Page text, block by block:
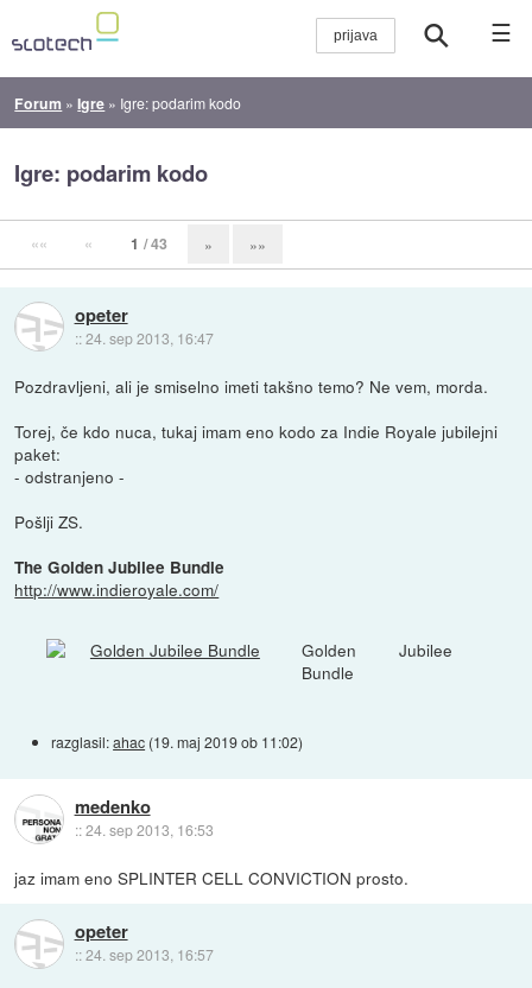
☰
Forum »Igre » Igre: podarim kodo
Igre: podarim kodo
«« « 1 / 43 » »»
opeter
::24. sep 2013, 16:47
Pozdravljeni, ali je smiselno imeti takšno temo? Ne vem, morda.
Torej, če kdo nuca, tukaj imam eno kodo za Indie Royale jubilejni
paket:
- odstranjeno -
Pošlji ZS.
The Golden Jubilee Bundle
http://www.indieroyale.com/
Golden Jubilee
Bundle
razglasil:ahac (19. maj 2019 ob 11:02)
medenko
::24. sep 2013, 16:53
jaz imam eno SPLINTER CELL CONVICTION prosto.
opeter
::24. sep 2013, 16:57